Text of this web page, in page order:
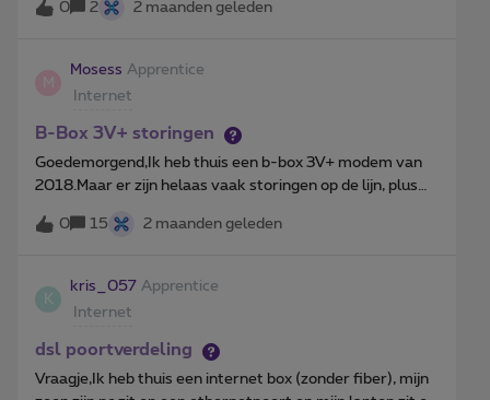
0 2 2 maanden geleden
M
Mosess Apprentice
Internet
B-Box 3V+ storingen
Goedemorgend,Ik heb thuis een b-box 3V+ modem van
2018.Maar er zijn helaas vaak storingen op de lijn, plus
beneden. Dit is zeer storend voor het thuiswerken.Kan u
modem?Alvast bedankt,Christophe04********
0 15 2 maanden geleden
K
kris_057 Apprentice
Internet
dsl poortverdeling
Vraagje,Ik heb thuis een internet box (zonder fiber), mijn